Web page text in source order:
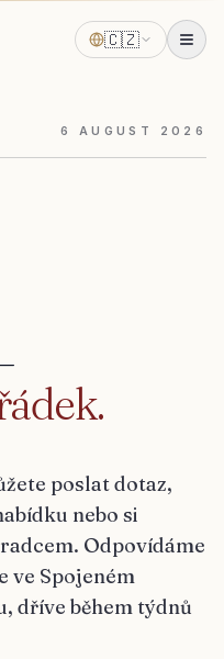
🇨🇿
6 AUGUST 2026
poslat dotaz,
nebo si
Odpovídáme
ve Spojeném
dříve během týdnů